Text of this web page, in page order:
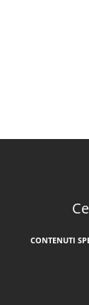
CONTENUTI